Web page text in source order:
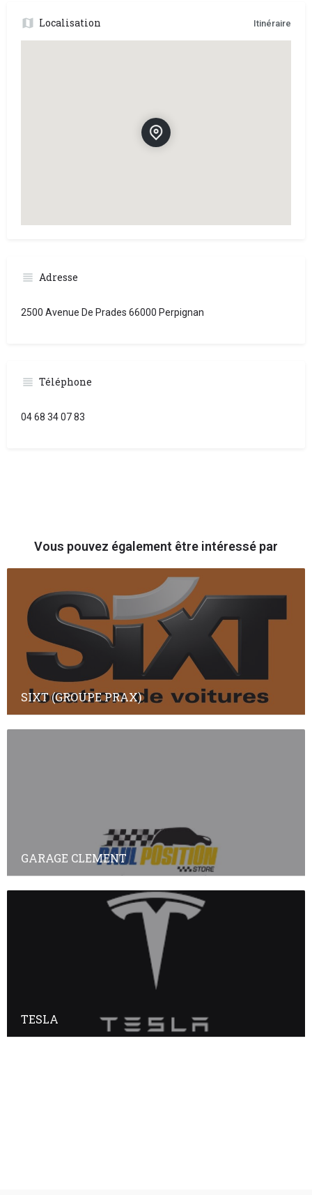
Localisation Itinéraire
Adresse
2500 Avenue De Prades 66000 Perpignan
Téléphone
04 68 34 07 83
Vous pouvez également être intéressé par
SIXT (GROUPE PRAX)
GARAGE CLEMENT
TESLA